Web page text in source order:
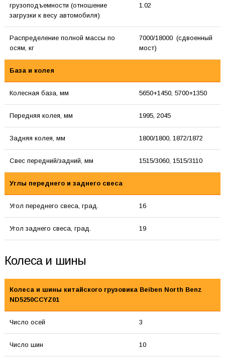
грузоподъемности (отношение
загрузки к весу автомобиля)
1.02
Распределение полной массы по
осям, кг
7000/18000 (сдвоенный
мост)
База и колея
Колесная база, мм 5650+1450, 5700+1350
Передняя колея, мм 1995, 2045
Задняя колея, мм 1800/1800, 1872/1872
Свес передний/задний, мм 1515/3060, 1515/3110
Углы переднего и заднего свеса
Угол переднего свеса, град. 16
Угол заднего свеса, град. 19
Колеса и шины
Колеса и шины китайского грузовика Beiben North Benz
ND5250CCYZ01
Число осей 3
Число шин 10